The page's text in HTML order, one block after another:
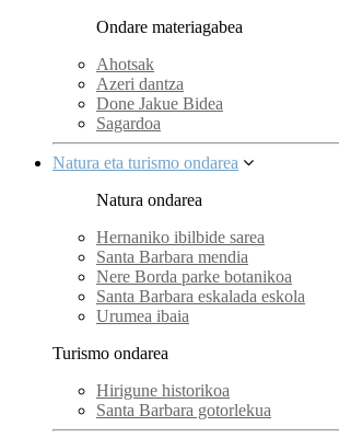
Ondare materiagabea
Ahotsak
Azeri dantza
Done Jakue Bidea
Sagardoa
Natura eta turismo ondarea
Natura ondarea
Hernaniko ibilbide sarea
Santa Barbara mendia
Nere Borda parke botanikoa
Santa Barbara eskalada eskola
Urumea ibaia
Turismo ondarea
Hirigune historikoa
Santa Barbara gotorlekua